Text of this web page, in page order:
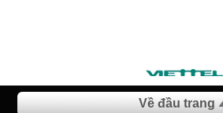
Về đầu trang